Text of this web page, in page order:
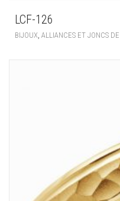
LCF-126
BIJOUX ALLIANCES ET JONCS